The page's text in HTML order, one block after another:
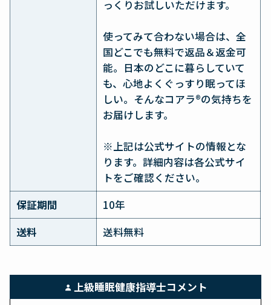
っくりお試しいただけます。
使ってみて合わない場合は、全
国どこでも無料で返品＆返金可
能。日本のどこに暮らしていて
も、心地よくぐっすり眠ってほ
しい。そんなコアラ®の気持ちを
お届けします。
※上記は公式サイトの情報とな
ります。詳細内容は各公式サイ
トをご確認ください。
保証期間
10年
送料
送料無料
上級睡眠健康指導士コメント